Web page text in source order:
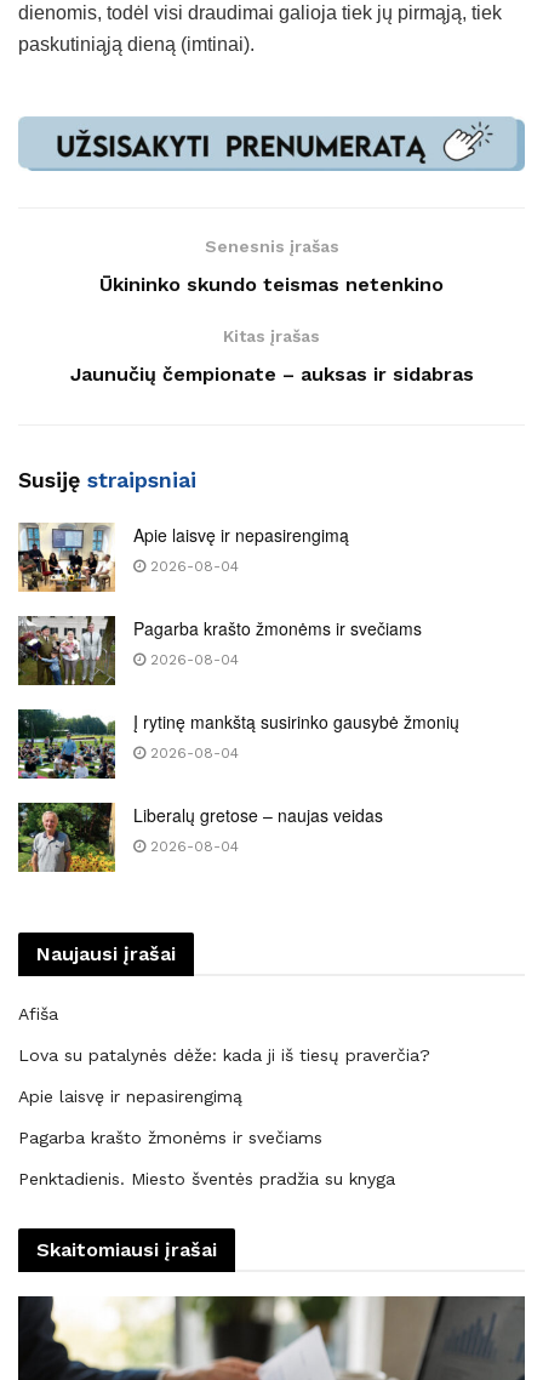
dienomis, todėl visi draudimai galioja tiek jų pirmąją, tiek
paskutiniąją dieną (imtinai).
Senesnis įrašas
Ūkininko skundo teismas netenkino
Kitas įrašas
Jaunučių čempionate – auksas ir sidabras
Susiję straipsniai
Apie laisvę ir nepasirengimą
2026-08-04
Pagarba krašto žmonėms ir svečiams
2026-08-04
Į rytinę mankštą susirinko gausybė žmonių
2026-08-04
Liberalų gretose – naujas veidas
2026-08-04
Naujausi įrašai
Afiša
Lova su patalynės dėže: kada ji iš tiesų praverčia?
Apie laisvę ir nepasirengimą
Pagarba krašto žmonėms ir svečiams
Penktadienis. Miesto šventės pradžia su knyga
Skaitomiausi įrašai